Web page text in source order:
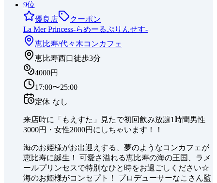
9位
優良店
クーポン
La Mer Princess-らめーるぷりんせす-
恵比寿/代々木コンカフェ
恵比寿西口徒歩3分
4000円
17:00〜25:00
定休 なし
来店時に「もえすた」見たで初回飲み放題1時間男性
3000円・女性2000円にしちゃいます！！
海のお姫様がお出迎えする、夢のようなコンカフェが
恵比寿に誕生！ 可愛さ溢れる恵比寿の海の王国、ラメ
ールプリンセスで特別なひと時をお過ごしください☆
海のお姫様がコンセプト！ プロデューサーなこさん監